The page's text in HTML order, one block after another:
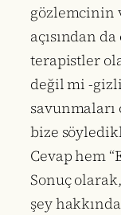
gözlemcinin
açısından
terapistler
değil mi -
savunmaları
bize
Cevap hem
Sonuç
şey